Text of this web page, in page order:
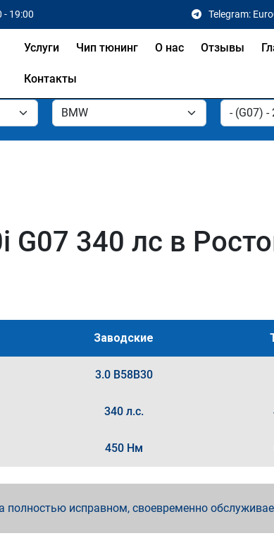
- 19:00 Telegram:
Услуги Чип тюнинг О нас Отзывы
Контакты
G07 340 лс в
Заводские
3.0 B58B30
340 л.с.
450 Нм
полностью исправном, своевременно